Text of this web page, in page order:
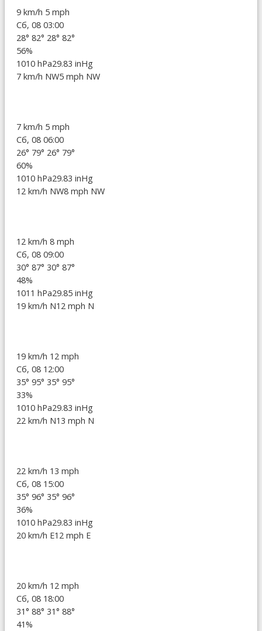
9 km/h 5 mph
Сб, 08 03:00
28° 82° 28° 82°
56%
1010 hPa29.83 inHg
7 km/h NW5 mph NW
7 km/h 5 mph
Сб, 08 06:00
26° 79° 26° 79°
60%
1010 hPa29.83 inHg
12 km/h NW8 mph NW
12 km/h 8 mph
Сб, 08 09:00
30° 87° 30° 87°
48%
1011 hPa29.85 inHg
19 km/h N12 mph N
19 km/h 12 mph
Сб, 08 12:00
35° 95° 35° 95°
33%
1010 hPa29.83 inHg
22 km/h N13 mph N
22 km/h 13 mph
Сб, 08 15:00
35° 96° 35° 96°
36%
1010 hPa29.83 inHg
20 km/h E12 mph E
20 km/h 12 mph
Сб, 08 18:00
31° 88° 31° 88°
41%